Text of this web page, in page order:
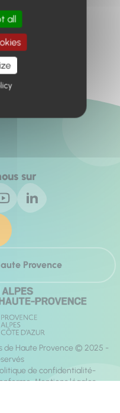
sur
Provence
de Haute Provence © 2025 -
de confidentialité
Mentions légales
all